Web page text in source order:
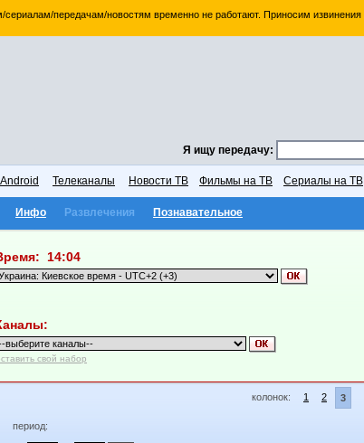
передачам/новостям временно не работают. Приносим извинения
Я ищу передачу:
Телеканалы Новости ТВ Фильмы на ТВ Сериалы на ТВ
Инфо Развлечения Познавательное
14:04
свой набор
колонок: 1 2 3
период: